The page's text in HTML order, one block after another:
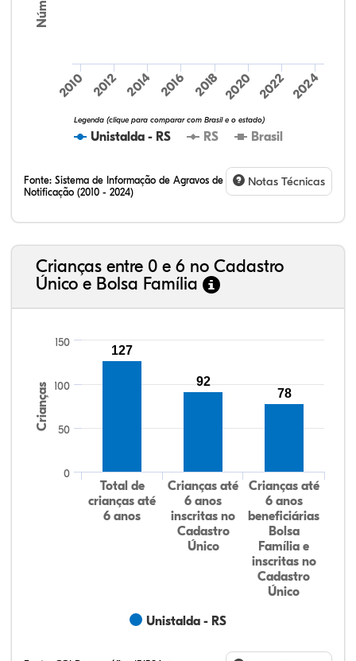
Unistalda - RS RS Brasil
Legenda (clique para comparar com Brasil e o estado)
2010 2012 2014 2016 2018 2020 2022 2024
Fonte: Sistema de Informação de Agravos de
Notificação (2010 - 2024)
Notas Técnicas
Crianças entre 0 e 6 no Cadastro
Único e Bolsa Família
Crianças
Unistalda - RS
Total de
crianças até
6 anos
Crianças até
6 anos
inscritas no
Cadastro
Único
Crianças até
6 anos
beneficiárias
Bolsa
Família e
inscritas no
Cadastro
Único
0
50
100
150
127
92
78
75,36%
9,00%
0,08%
14,79%
0,71%
0,06%
32,57%
9,24%
0,46%
54,88%
1,27%
1,56%